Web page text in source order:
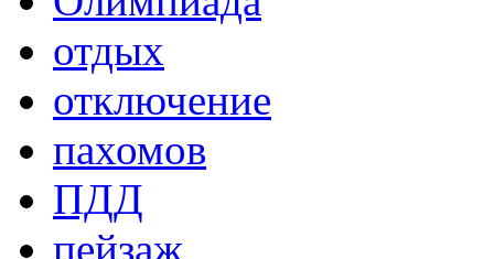
отдых
отключение
пахомов
ПДД
пейзаж